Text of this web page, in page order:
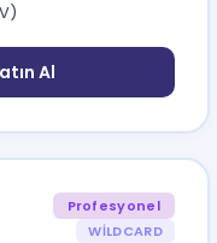
Al
Profesyonel
WILDCARD